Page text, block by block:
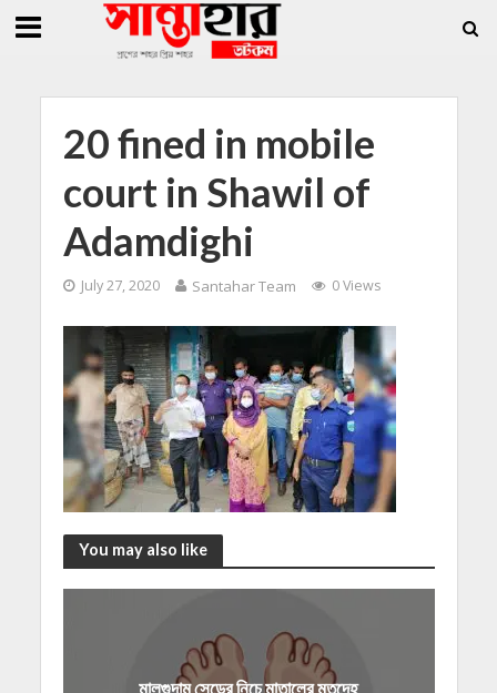
জিললুর, সাধারণ সম্পাদক সোহাগ » সান্তাহারে হেরোইনসহ যুবক গ্রেফতার
20 fined in mobile
court in Shawil of
Adamdighi
July 27, 2020 Santahar Team 0 Views
You may also like
মালগুদাম সেডের নিচে মাতালের মৃতদেহ